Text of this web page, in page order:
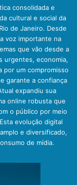
consolidada e
cultural e social da
de Janeiro. Desde
voz importante na
que vão desde a
urgentes, economia,
por um compromisso
garante a confiança
expandiu sua
online robusta que
o público por meio
evolução digital
e diversificado,
de mídia.